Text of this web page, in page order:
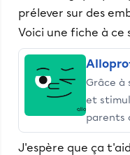
prélever sur des
Voici une fiche à ce
Grâce à
et
parents
J'espère que ça